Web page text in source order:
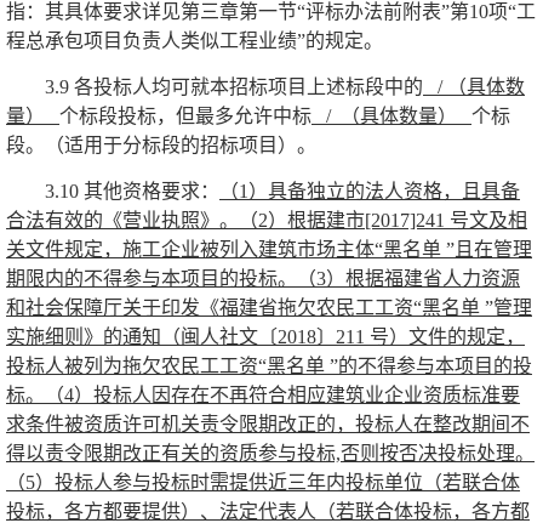
指：其具体要求详见第三章第一节“评标办法前附表”第10项“工
程总承包项目负责人类似工程业绩”的规定。
3.9 各投标人均可就本招标项目上述标段中的 /
（具体数
量）
个标段投标，但最多允许中标 / （具体数量）
个标
段。（适用于分标段的招标项目）。
3.10 其他资格要求：
（1）具备独立的法人资格，且具备
合法有效的《营业执照》。（2）根据建市[2017]241 号文及相
关文件规定，施工企业被列入建筑市场主体“黑名单 ”且在管理
期限内的不得参与本项目的投标。（3）根据福建省人力资源
和社会保障厅关于印发《福建省拖欠农民工工资“黑名单 ”管理
实施细则》的通知（闽人社文〔2018〕211 号）文件的规定，
投标人被列为拖欠农民工工资“黑名单 ”的不得参与本项目的投
标。（4）投标人因存在不再符合相应建筑业企业资质标准要
求条件被资质许可机关责令限期改正的，投标人在整改期间不
得以责令限期改正有关的资质参与投标,否则按否决投标处理。
（5）投标人参与投标时需提供近三年内投标单位（若联合体
投标，各方都要提供）、法定代表人（若联合体投标，各方都